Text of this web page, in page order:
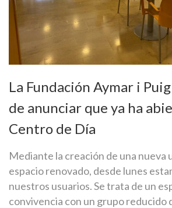
La Fundación Aymar i
de anunciar que ya ha
Centro de Día
Mediante la creación de una nueva
espacio renovado, desde lunes
nuestros usuarios. Se trata de un
convivencia con un grupo reducido